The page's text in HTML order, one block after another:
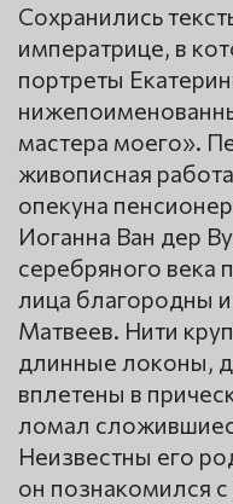
Сохранились
императрице, в
портреты
мастера моего».
живописная
опекуна
Иоганна Ван дер
серебряного века
лица благородны
Матвеев. Нити
длинные локоны,
вплетены в
ломал
Неизвестны его
он познакомился